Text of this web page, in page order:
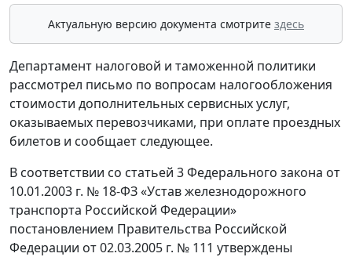
Актуальную версию документа смотрите здесь
Департамент налоговой и таможенной политики
рассмотрел письмо по вопросам налогообложения
стоимости дополнительных сервисных услуг,
оказываемых перевозчиками, при оплате проездных
билетов и сообщает следующее.
В соответствии со статьей 3 Федерального закона от
10.01.2003 г. № 18-ФЗ «Устав железнодорожного
транспорта Российской Федерации»
постановлением Правительства Российской
Федерации от 02.03.2005 г. № 111 утверждены